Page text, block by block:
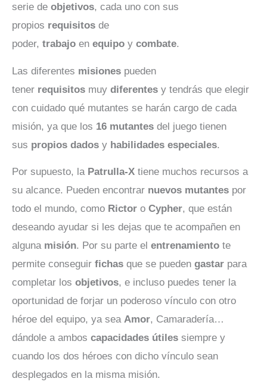
serie de objetivos, cada uno con sus
propios requisitos de
poder, trabajo en equipo y combate.
Las diferentes misiones pueden
tener requisitos muy diferentes y tendrás que elegir
con cuidado qué mutantes se harán cargo de cada
misión, ya que los 16 mutantes del juego tienen
sus propios dados y habilidades especiales.
Por supuesto, la Patrulla-X tiene muchos recursos a
su alcance. Pueden encontrar nuevos mutantes por
todo el mundo, como Rictor o Cypher, que están
deseando ayudar si les dejas que te acompañen en
alguna misión. Por su parte el entrenamiento te
permite conseguir fichas que se pueden gastar para
completar los objetivos, e incluso puedes tener la
oportunidad de forjar un poderoso vínculo con otro
héroe del equipo, ya sea Amor, Camaradería…
dándole a ambos capacidades útiles siempre y
cuando los dos héroes con dicho vínculo sean
desplegados en la misma misión.